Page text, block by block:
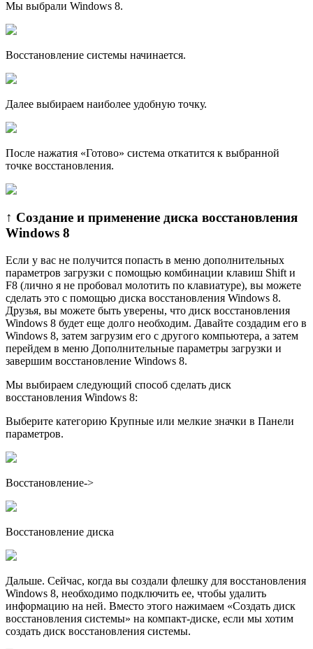
Мы выбрали Windows 8.
Восстановление системы начинается.
Далее выбираем наиболее удобную точку.
После нажатия «Готово» система откатится к выбранной
точке восстановления.
↑ Создание и применение диска восстановления
Windows 8
Если у вас не получится попасть в меню дополнительных
параметров загрузки с помощью комбинации клавиш Shift и
F8 (лично я не пробовал молотить по клавиатуре), вы можете
сделать это с помощью диска восстановления Windows 8.
Друзья, вы можете быть уверены, что диск восстановления
Windows 8 будет еще долго необходим. Давайте создадим его в
Windows 8, затем загрузим его с другого компьютера, а затем
перейдем в меню Дополнительные параметры загрузки и
завершим восстановление Windows 8.
Мы выбираем следующий способ сделать диск
восстановления Windows 8:
Выберите категорию Крупные или мелкие значки в Панели
параметров.
Восстановление->
Восстановление диска
Дальше. Сейчас, когда вы создали флешку для восстановления
Windows 8, необходимо подключить ее, чтобы удалить
информацию на ней. Вместо этого нажимаем «Создать диск
восстановления системы» на компакт-диске, если мы хотим
создать диск восстановления системы.